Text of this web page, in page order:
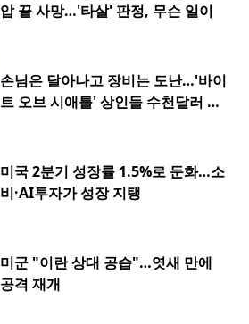
압 끝 사망…'타살' 판정, 무슨 일이
손님은 달아나고 장비는 도난…'바이
트 오브 시애틀' 상인들 수천달러 피
미국 2분기 성장률 1.5%로 둔화…소
비·AI투자가 성장 지탱
미군 "이란 상대 공습"…엿새 만에
공격 재개